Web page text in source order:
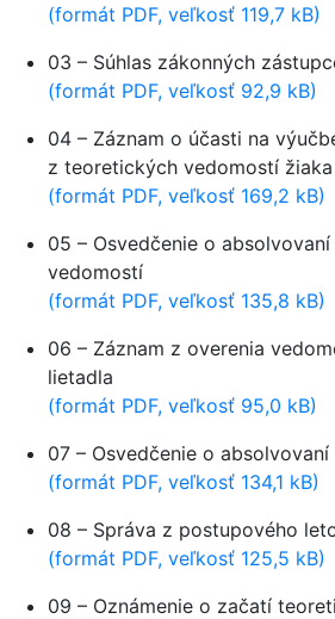
(formát PDF, veľkosť 119,7 kB)
03 – Súhlas zákonných
(formát PDF, veľkosť 92,9 kB)
04 – Záznam o účasti na
z teoretických vedomostí
(formát PDF, veľkosť 169,2 kB)
05 – Osvedčenie o
vedomostí
(formát PDF, veľkosť 135,8 kB)
06 – Záznam z overenia
lietadla
(formát PDF, veľkosť 95,0 kB)
07 – Osvedčenie o
(formát PDF, veľkosť 134,1 kB)
08 – Správa z postupového
(formát PDF, veľkosť 125,5 kB)
09 – Oznámenie o začatí